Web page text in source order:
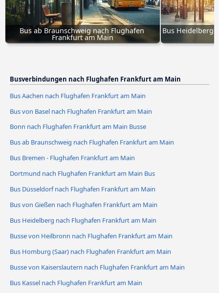
Bus ab Braunschweig nach Flughafen
Frankfurt am Main
Bus Heidelberg
Busverbindungen nach Flughafen Frankfurt am Main
Bus Aachen nach Flughafen Frankfurt am Main
Bus von Basel nach Flughafen Frankfurt am Main
Bonn nach Flughafen Frankfurt am Main Busse
Bus ab Braunschweig nach Flughafen Frankfurt am Main
Bus Bremen - Flughafen Frankfurt am Main
Dortmund nach Flughafen Frankfurt am Main Bus
Bus Düsseldorf nach Flughafen Frankfurt am Main
Bus von Gießen nach Flughafen Frankfurt am Main
Bus Heidelberg nach Flughafen Frankfurt am Main
Busse von Heilbronn nach Flughafen Frankfurt am Main
Bus Homburg (Saar) nach Flughafen Frankfurt am Main
Busse von Kaiserslautern nach Flughafen Frankfurt am Main
Bus Kassel nach Flughafen Frankfurt am Main